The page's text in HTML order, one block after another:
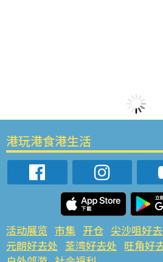
港玩港食港生活
活动展览 市集 开仓 尖沙咀好
元朗好去处 荃湾好去处 旺角好